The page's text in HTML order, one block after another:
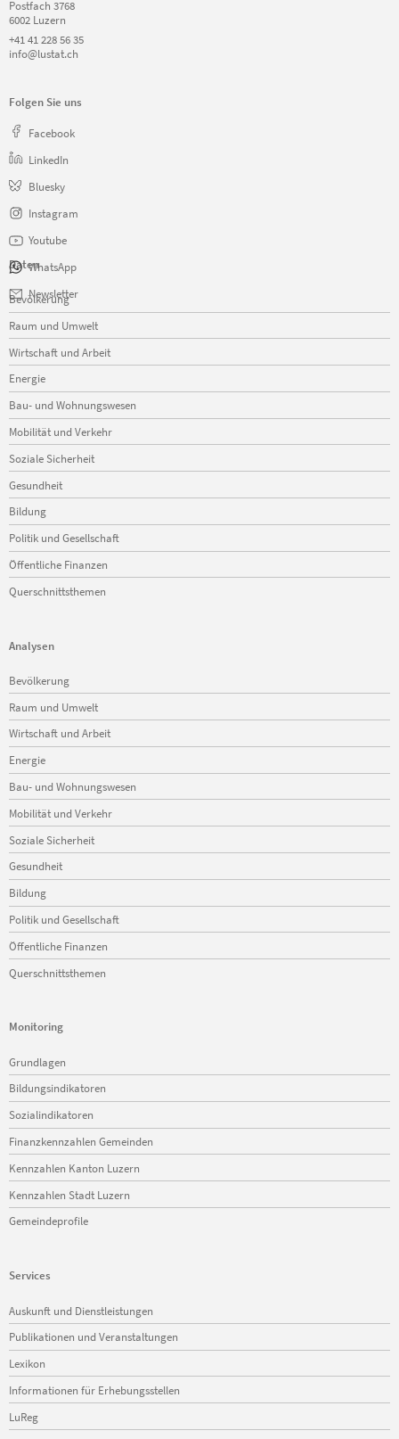
Postfach 3768
6002 Luzern
+41 41 228 56 35
info@lustat.ch
Folgen Sie uns
Facebook
LinkedIn
Bluesky
Instagram
Youtube
WhatsApp
Newsletter
Daten
Navigation
überspringen
Bevölkerung
Raum und Umwelt
Wirtschaft und Arbeit
Energie
Bau- und Wohnungswesen
Mobilität und Verkehr
Soziale Sicherheit
Gesundheit
Bildung
Politik und Gesellschaft
Öffentliche Finanzen
Querschnittsthemen
Analysen
Navigation
überspringen
Bevölkerung
Raum und Umwelt
Wirtschaft und Arbeit
Energie
Bau- und Wohnungswesen
Mobilität und Verkehr
Soziale Sicherheit
Gesundheit
Bildung
Politik und Gesellschaft
Öffentliche Finanzen
Querschnittsthemen
Monitoring
Navigation
überspringen
Grundlagen
Bildungsindikatoren
Sozialindikatoren
Finanzkennzahlen Gemeinden
Kennzahlen Kanton Luzern
Kennzahlen Stadt Luzern
Gemeindeprofile
Services
überspringen
Auskunft und Dienstleistungen
Publikationen und Veranstaltungen
Lexikon
Informationen für Erhebungsstellen
LuReg